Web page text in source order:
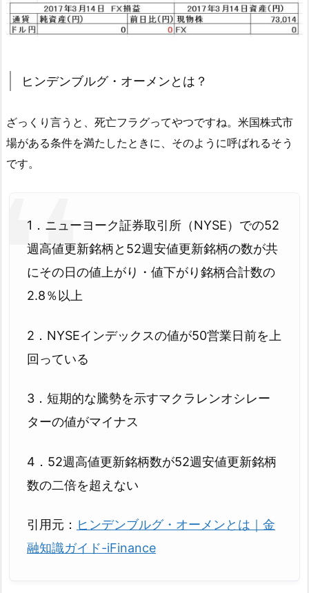
ヒンデンブルグ・オーメンとは？
ざっくり言うと、死亡フラグってやつですね。米国株式市
場がある条件を満たしたときに、そのように呼ばれるそう
です。
1．ニューヨーク証券取引所（NYSE）での52
週高値更新銘柄と52週安値更新銘柄の数が共
にその日の値上がり・値下がり銘柄合計数の
2.8％以上
2．NYSEインデックスの値が50営業日前を上
回っている
3．短期的な騰勢を示すマクラレンオシレー
ターの値がマイナス
4．52週高値更新銘柄数が52週安値更新銘柄
数の二倍を超えない
引用元： ヒンデンブルグ・オーメンとは｜金
融知識ガイド-iFinance